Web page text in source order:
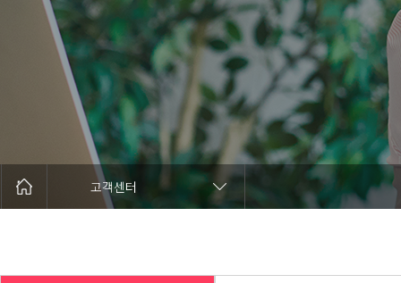
고객센터